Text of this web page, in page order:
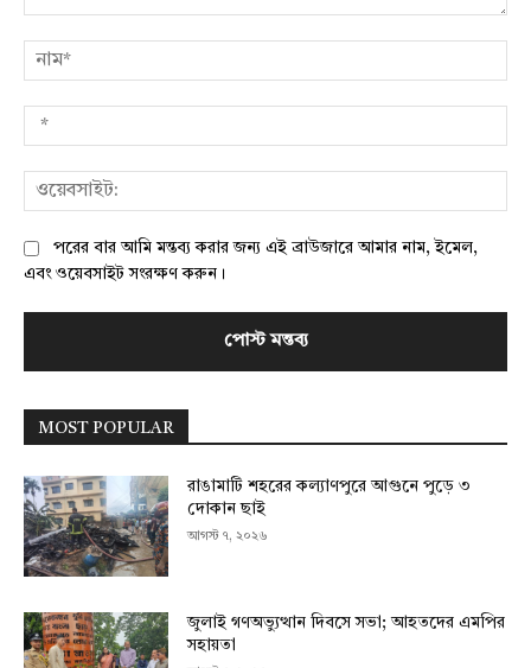
পরের বার আমি মন্তব্য করার জন্য এই ব্রাউজারে আমার নাম, ইমেল,
এবং ওয়েবসাইট সংরক্ষণ করুন।
MOST POPULAR
রাঙামাটি শহরের কল্যাণপুরে আগুনে পুড়ে ৩
দোকান ছাই
আগস্ট ৭, ২০২৬
জুলাই গণঅভ্যুত্থান দিবসে সভা; আহতদের এমপির
সহায়তা